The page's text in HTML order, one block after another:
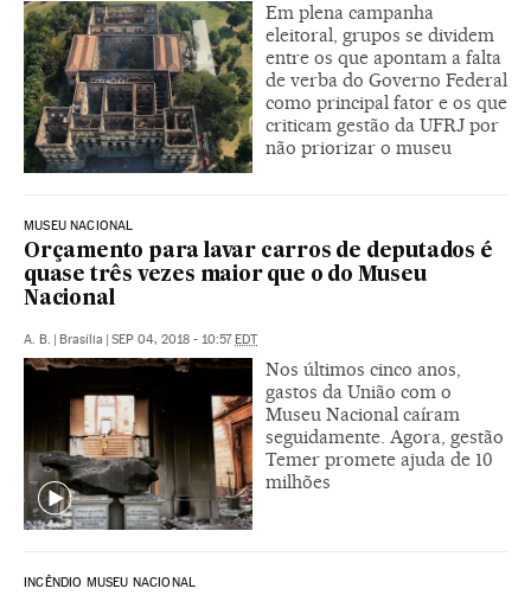
Em plena campanha
eleitoral, grupos se dividem
entre os que apontam a falta
de verba do Governo Federal
como principal fator e os que
criticam gestão da UFRJ por
não priorizar o museu
MUSEU NACIONAL
Orçamento para lavar carros de deputados é
quase três vezes maior que o do Museu
Nacional
A. B. Brasília SEP 04, 2018 - 10:57 EDT
Nos últimos cinco anos,
gastos da União com o
Museu Nacional caíram
seguidamente. Agora, gestão
Temer promete ajuda de 10
milhões
INCÊNDIO MUSEU NACIONAL